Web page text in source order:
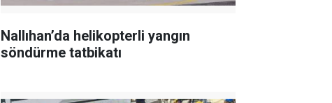
Nallıhan’da helikopterli yangın
söndürme tatbikatı